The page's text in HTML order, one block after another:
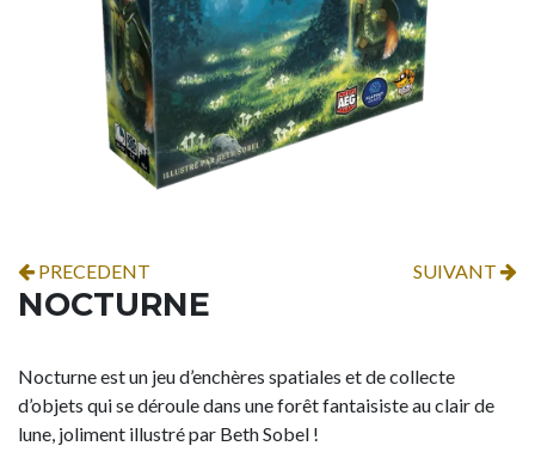
PRECEDENT SUIVANT
NOCTURNE
Nocturne est un jeu d’enchères spatiales et de collecte
d’objets qui se déroule dans une forêt fantaisiste au clair de
lune, joliment illustré par Beth Sobel !